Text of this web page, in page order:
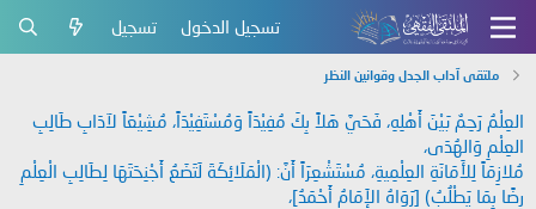
تسجيل الدخول تسجيل
ملتقى آداب الجدل وقوانين النظر
العِلْمُ رَحِمٌ بَيْنَ أَهْلِهِ، فَحَيَّ هَلاً بِكَ مُفِيْدَاً وَمُسْتَفِيْدَاً، مُشِيْعَاً لآدَابِ طَالِبِ
العِلْمِ وَالهُدَى،
مُلازِمَاً لِلأَمَانَةِ العِلْمِيةِ، مُسْتَشْعِرَاً أَنَّ: (الْمَلَائِكَةَ لَتَضَعُ أَجْنِحَتَهَا لِطَالِبِ الْعِلْمِ
رِضًا بِمَا يَطْلُبُ) [رَوَاهُ الإَمَامُ أَحْمَدُ]،